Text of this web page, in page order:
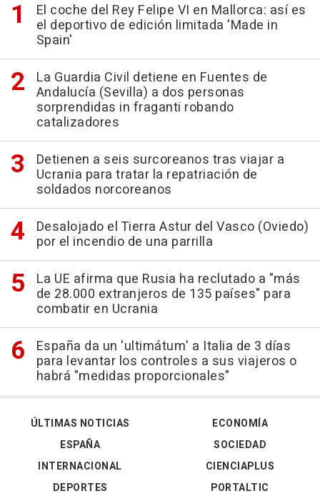
El coche del Rey Felipe VI en Mallorca: así es
el deportivo de edición limitada 'Made in
Spain'
La Guardia Civil detiene en Fuentes de
Andalucía (Sevilla) a dos personas
sorprendidas in fraganti robando
catalizadores
Detienen a seis surcoreanos tras viajar a
Ucrania para tratar la repatriación de
soldados norcoreanos
Desalojado el Tierra Astur del Vasco (Oviedo)
por el incendio de una parrilla
La UE afirma que Rusia ha reclutado a "más
de 28.000 extranjeros de 135 países" para
combatir en Ucrania
España da un 'ultimátum' a Italia de 3 días
para levantar los controles a sus viajeros o
habrá "medidas proporcionales"
ÚLTIMAS NOTICIAS
ESPAÑA
INTERNACIONAL
DEPORTES
ECONOMÍA
SOCIEDAD
CIENCIAPLUS
PORTALTIC